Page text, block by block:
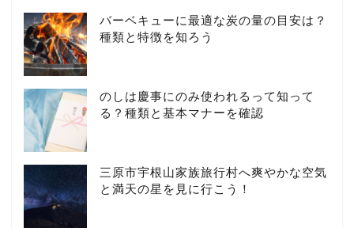
バーベキューに最適な炭の量の目安は？
種類と特徴を知ろう
のしは慶事にのみ使われるって知って
る？種類と基本マナーを確認
三原市宇根山家族旅行村へ爽やかな空気
と満天の星を見に行こう！